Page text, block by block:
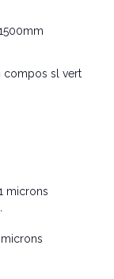
compos sl vert
microns